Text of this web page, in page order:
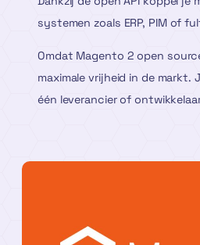
systemen zoals ERP, PIM of
Omdat Magento 2 open
maximale vrijheid in de markt.
één leverancier of